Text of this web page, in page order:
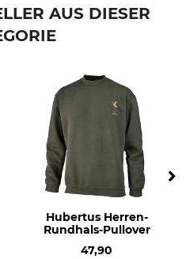
Für
Herren
AUS DIESER
Hubertus Herren-
Rundhals-Pullover
47,90